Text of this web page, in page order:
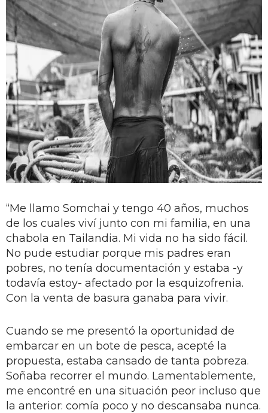
“Me llamo Somchai y tengo 40 años, muchos
de los cuales viví junto con mi familia, en una
chabola en Tailandia. Mi vida no ha sido fácil.
No pude estudiar porque mis padres eran
pobres, no tenía documentación y estaba -y
todavía estoy- afectado por la esquizofrenia.
Con la venta de basura ganaba para vivir.
Cuando se me presentó la oportunidad de
embarcar en un bote de pesca, acepté la
propuesta, estaba cansado de tanta pobreza.
Soñaba recorrer el mundo. Lamentablemente,
me encontré en una situación peor incluso que
la anterior: comía poco y no descansaba nunca.